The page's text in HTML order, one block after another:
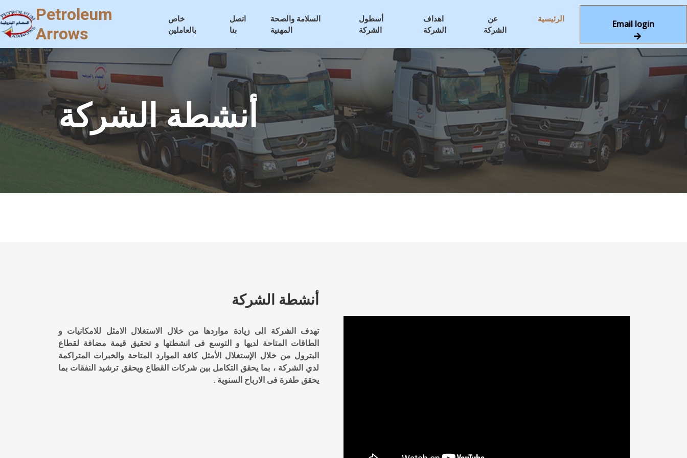
Petroleum
Arrows
خاص
بالعاملين
اتصل
بنا
السلامة والصحة
المهنية
أسطول
الشركة
اهداف
الشركة
عن
الشركة
الرئيسية Email login
أنشطة الشركة
أنشطة الشركة
تهدف الشركة الى زيادة مواردها من خلال الاستغلال الامثل للامكانيات و
الطاقات المتاحة لديها و التوسع فى انشطتها و تحقيق قيمة مضافة لقطاع
البترول من خلال الإستغلال الأمثل كافة الموارد المتاحة والخبرات المتراكمة
لدي الشركة ، بما يحقق التكامل بين شركات القطاع ويحقق ترشيد النفقات بما
يحقق طفرة فى الارباح السنوية .